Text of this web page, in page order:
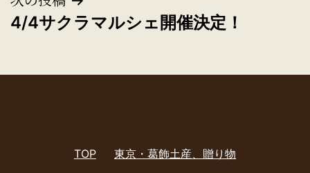
ビ
ゲ
4/4サクラマルシェ開催決定！
TOP 東京・葛飾土産、贈り物